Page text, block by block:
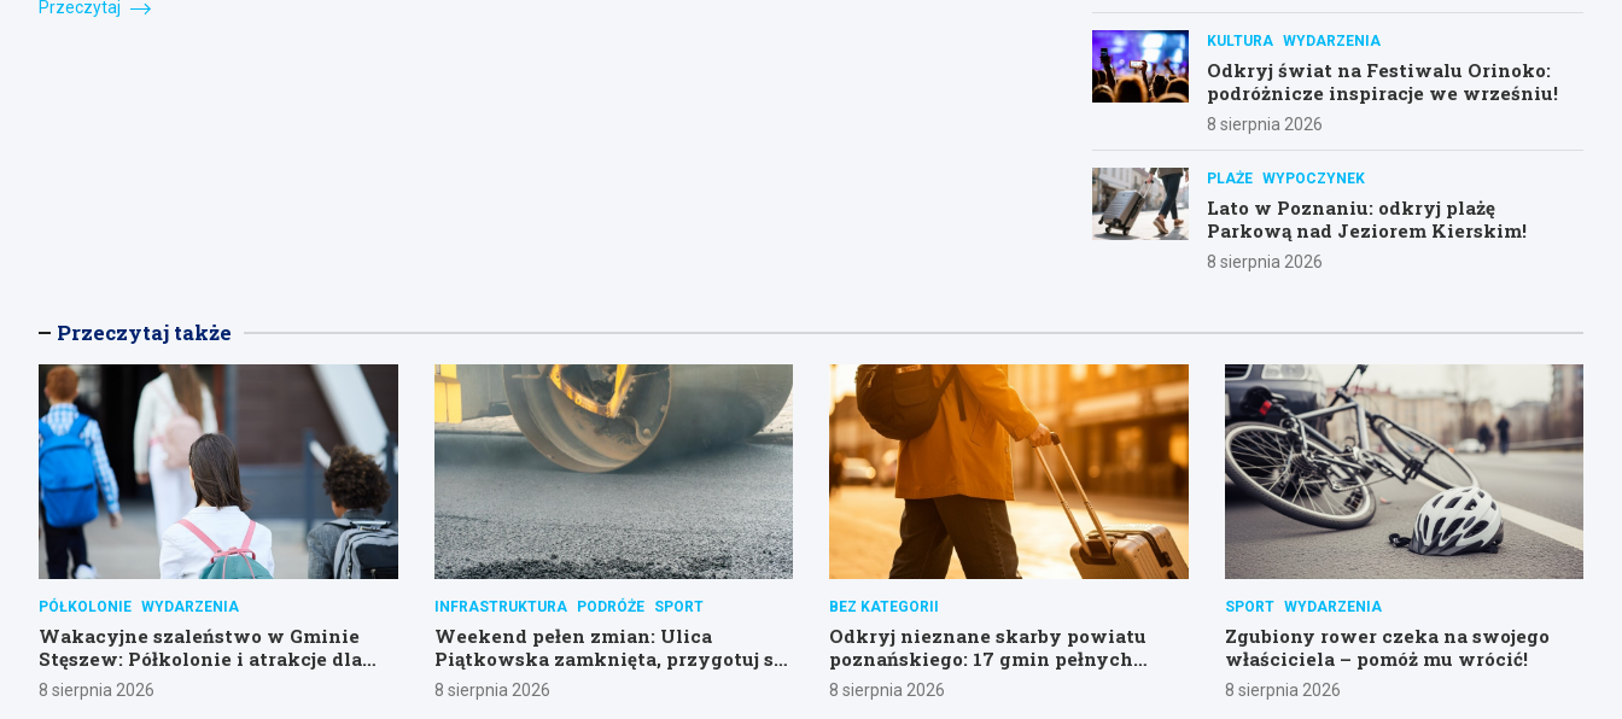
Przeczytaj
KULTURA WYDARZENIA
Odkryj świat na Festiwalu Orinoko:
podróżnicze inspiracje we wrześniu!
8 sierpnia 2026
PLAŻE WYPOCZYNEK
Lato w Poznaniu: odkryj plażę
Parkową nad Jeziorem Kierskim!
8 sierpnia 2026
Przeczytaj także
PÓŁKOLONIE WYDARZENIA
Wakacyjne szaleństwo w Gminie
Stęszew: Półkolonie i atrakcje dla
dzieci!
8 sierpnia 2026
INFRASTRUKTURA PODRÓŻE SPORT
Weekend pełen zmian: Ulica
Piątkowska zamknięta, przygotuj się
na objazdy!
8 sierpnia 2026
BEZ KATEGORII
Odkryj nieznane skarby powiatu
poznańskiego: 17 gmin pełnych
atrakcji!
8 sierpnia 2026
SPORT WYDARZENIA
Zgubiony rower czeka na swojego
właściciela – pomóż mu wrócić!
8 sierpnia 2026